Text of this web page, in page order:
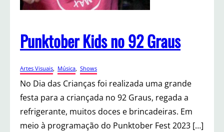
Punktober Kids no 92 Graus
Artes Visuais Música Shows
No Dia das Crianças foi realizada uma grande
festa para a criançada no 92 Graus, regada a
refrigerante, muitos doces e brincadeiras. Em
meio à programação do Punktober Fest 2023 […]